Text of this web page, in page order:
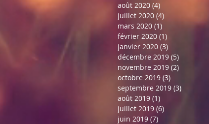
août 2020 (4)
juillet 2020 (4)
mars 2020 (1)
février 2020 (1)
janvier 2020 (3)
décembre 2019 (5)
novembre 2019 (2)
octobre 2019 (3)
septembre 2019 (3)
août 2019 (1)
juillet 2019 (6)
juin 2019 (7)